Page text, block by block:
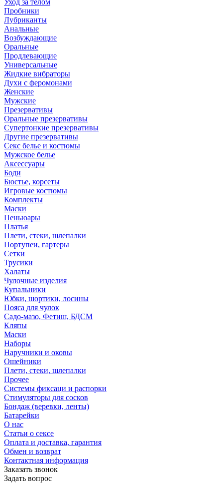
Уход за телом
Пробники
Лубриканты
Анальные
Возбуждающие
Оральные
Продлевающие
Универсальные
Жидкие вибраторы
Духи с феромонами
Женские
Мужские
Презервативы
Оральные презервативы
Супертонкие презервативы
Другие презервативы
Секс белье и костюмы
Мужское белье
Аксессуары
Боди
Бюстье, корсеты
Игровые костюмы
Комплекты
Маски
Пеньюары
Платья
Плети, стеки, шлепалки
Портупеи, гартеры
Сетки
Трусики
Халаты
Чулочные изделия
Купальники
Юбки, шортики, лосины
Пояса для чулок
Садо-мазо, Фетиш, БДСМ
Кляпы
Маски
Наборы
Наручники и оковы
Ошейники
Плети, стеки, шлепалки
Прочее
Системы фиксаци и распорки
Стимуляторы для сосков
Бондаж (веревки, ленты)
Батарейки
О нас
Статьи о сексе
Оплата и доставка, гарантия
Обмен и возврат
Контактная информация
Заказать звонок
Задать вопрос